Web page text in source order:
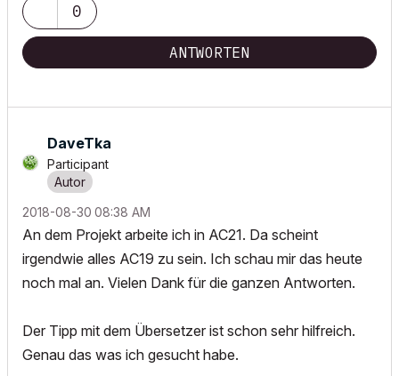
0
ANTWORTEN
DaveTka
Participant
‎2018-08-30 08:38 AM
An dem Projekt arbeite ich in AC21. Da scheint
irgendwie alles AC19 zu sein. Ich schau mir das heute
noch mal an. Vielen Dank für die ganzen Antworten.
Der Tipp mit dem Übersetzer ist schon sehr hilfreich.
Genau das was ich gesucht habe.